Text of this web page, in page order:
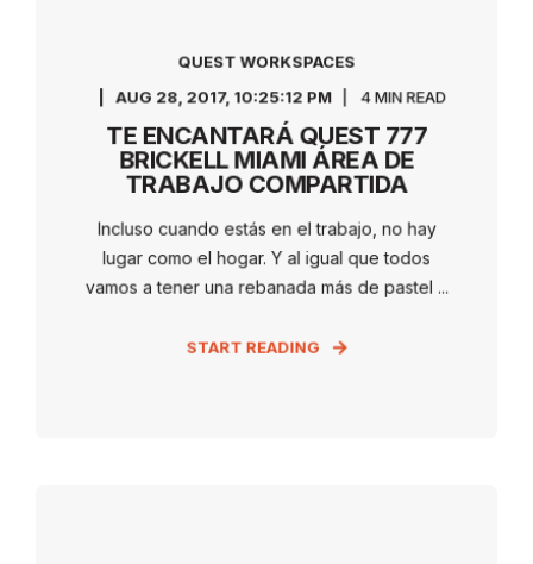
QUEST WORKSPACES
AUG 28, 2017, 10:25:12 PM 4 MIN READ
TE ENCANTARÁ QUEST 777
BRICKELL MIAMI ÁREA DE
TRABAJO COMPARTIDA
Incluso cuando estás en el trabajo, no hay
lugar como el hogar. Y al igual que todos
vamos a tener una rebanada más de pastel ...
START READING